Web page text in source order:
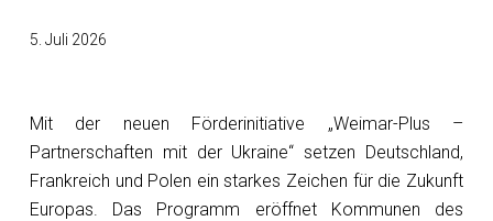
5. Juli 2026
Mit der neuen Förderinitiative „Weimar-Plus –
Partnerschaften mit der Ukraine“ setzen Deutschland,
Frankreich und Polen ein starkes Zeichen für die Zukunft
Europas. Das Programm eröffnet Kommunen des